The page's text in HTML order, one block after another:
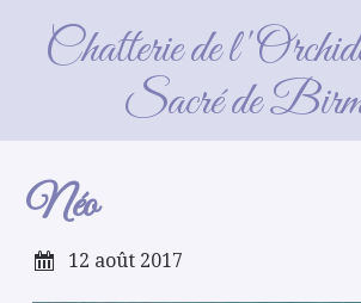
Chatterie de
Sacré de
Néo
Néo
12 août 2017